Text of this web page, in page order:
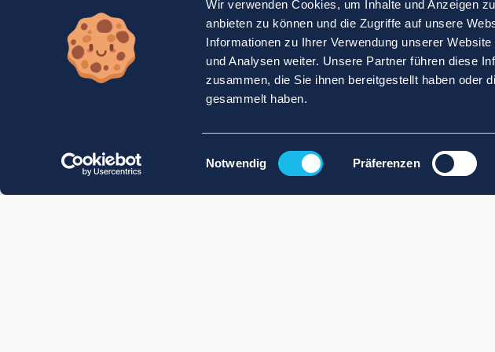
Wir verwenden Cookies, um Inhalte und Anzeigen
anbieten zu können und die Zugriffe auf unsere
Informationen zu Ihrer Verwendung unserer
und Analysen weiter. Unsere Partner führen diese
zusammen, die Sie ihnen bereitgestellt haben oder
gesammelt haben.
Einwilligungsauswahl
Notwendig Präferenzen